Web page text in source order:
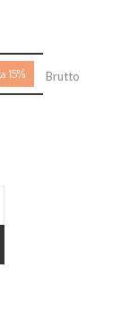
15% Brutto